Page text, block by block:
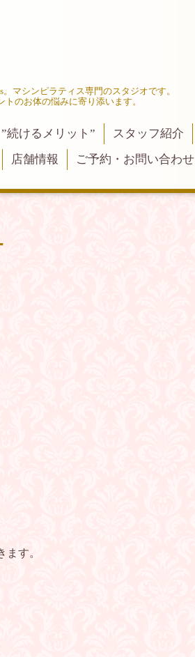
マシンピラティス専門のスタジオです。
のお体の悩みに寄り添います。
けるメリット” スタッフ紹介
店舗情報 ご予約・お問い合わせ
す。